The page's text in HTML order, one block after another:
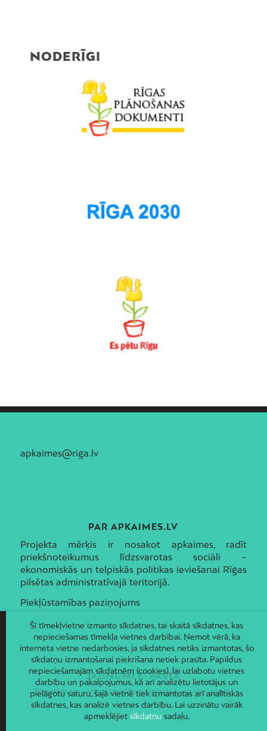
NODERĪGI
apkaimes@riga.lv
PAR APKAIMES.LV
Projekta mērķis ir nosakot apkaimes, radīt
priekšnoteikumus līdzsvarotas sociāli –
ekonomiskās un telpiskās politikas ieviešanai Rīgas
pilsētas administratīvajā teritorijā.
Piekļūstamības paziņojums
JAUNUMI E-PASTĀ
Piesakies un saņem jaunāko informāciju savā e-pastā!
Šī tīmekļvietne izmanto sīkdatnes, tai skaitā sīkdatnes, kas
nepieciešamas tīmekļa vietnes darbībai. Ņemot vērā, ka
interneta vietne nedarbosies, ja sīkdatnes netiks izmantotas, šo
sīkdatņu izmantošanai piekrišana netiek prasīta. Papildus
nepieciešamajām sīkdatnēm (cookies), lai uzlabotu vietnes
darbību un pakalpojumus, kā arī analizētu lietotājus un
pielāgotu saturu, šajā vietnē tiek izmantotas arī analītiskās
sīkdatnes, kas analizē vietnes darbību. Lai uzzinātu vairāk
apmeklējiet sīkdatņusadaļu.